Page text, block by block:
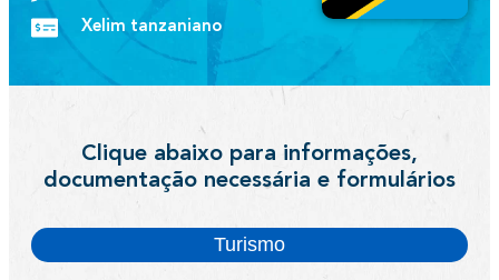
Xelim tanzaniano
Clique abaixo para informações,
documentação necessária e formulários
Turismo